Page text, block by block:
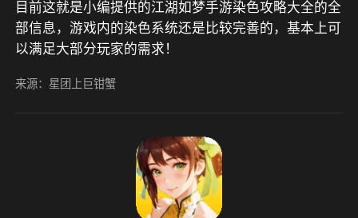
目前这就是小编提供的江湖如梦手游染色攻略大全的全
部信息，游戏内的染色系统还是比较完善的，基本上可
以满足大部分玩家的需求！
来源：星团上巨钳蟹